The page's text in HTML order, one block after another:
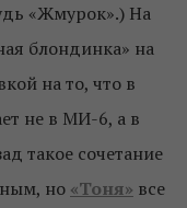
«Жмурок».) На
блондинка» на
на то, что в
не в МИ-6, а в
такое сочетание
но «Тоня» все